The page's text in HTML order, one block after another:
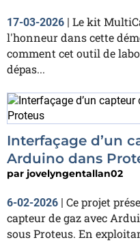
17-03-2026 | Le kit
l'honneur dans cette
comment cet outil de
dépas...
Interfaçage d’un
Arduino dans
par jovelyngentallan02
6-02-2026 | Ce projet
capteur de gaz avec
sous Proteus. En